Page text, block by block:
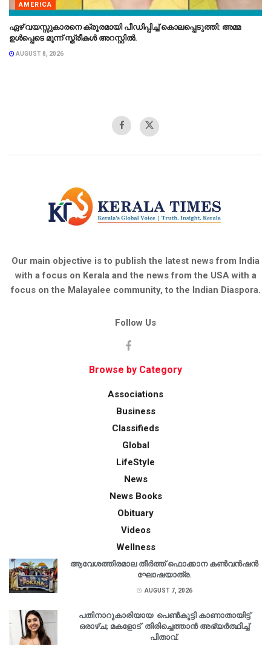
AMERICA
ഏഴ് വയസ്സുകാരനെ ക്രൂരമായി പീഡിപ്പിച്ച് കൊലപ്പെടുത്തി: അമ്മ
ഉൾപ്പെടെ മൂന്ന് സ്ത്രീകൾ അറസ്റ്റിൽ.
AUGUST 8, 2026
Our main objective is to publish the latest news from India
with a focus on Kerala and the news from the USA with a
focus on the Malayalee community, to the Indian Diaspora.
Follow Us
Browse by Category
Associations
Business
Classifieds
Global
LifeStyle
News
News Books
Obituary
Videos
Wellness
ആവേശത്തിരമാല തീർത്ത് ഫൊക്കാന കൺവൻഷൻ
ഘോഷയാത്ര.
AUGUST 7, 2026
പതിനാറുകാരിയായ പെൺകുട്ടി കാണാതായിട്ട്
ഒരാഴ്ച; മകളോട് തിരിച്ചെത്താൻ അഭ്യർത്ഥിച്ച്
പിതാവ്.